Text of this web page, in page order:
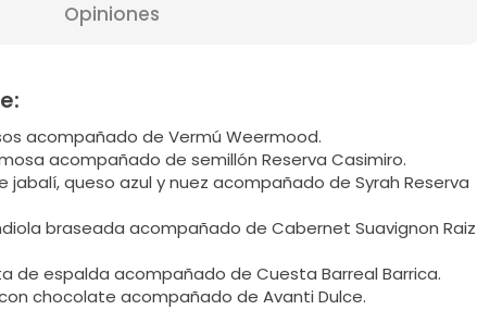
Opiniones
acompañado de Vermú Weermood.
acompañado de semillón Reserva Casimiro.
jabalí, queso azul y nuez acompañado de Syrah Reserva
braseada acompañado de Cabernet Suavignon Raiz
de espalda acompañado de Cuesta Barreal Barrica.
con chocolate acompañado de Avanti Dulce.